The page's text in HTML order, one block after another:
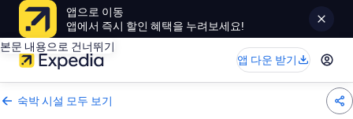
앱으로 이동
앱에서 즉시 할인 혜택을 누려보세요!
본문 내용으로 건너뛰기
앱 다운 받기
숙박 시설 모두 보기